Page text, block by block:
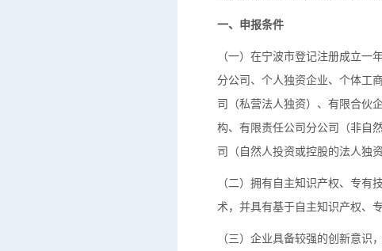
一、申报条件
（一）在宁波市登记注册成立一
分公司、个人独资企业、个体工
司（私营法人独资）、有限合伙
构、有限责任公司分公司（非自
司（自然人投资或控股的法人独
（二）拥有自主知识产权、专
术，并具有基于自主知识产权、
（三）企业具备较强的创新意识